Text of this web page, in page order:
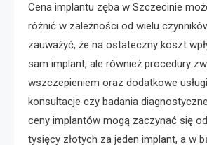
Cena implantu zęba w Szczecinie
różnić w zależności od wielu
zauważyć, że na ostateczny koszt
sam implant, ale również procedury
wszczepieniem oraz dodatkowe
konsultacje czy badania
ceny implantów mogą zaczynać się
tysięcy złotych za jeden implant, a w